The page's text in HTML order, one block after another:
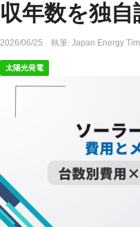
収年数を独自
2026/06/25 執筆: Japan Energy
太陽光発電